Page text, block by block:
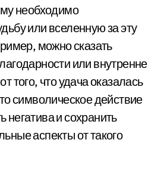
необходимо
или вселенную за эту
можно сказать
или внутренне
того, что удача оказалась
символическое действие
негатива и сохранить
аспекты от такого